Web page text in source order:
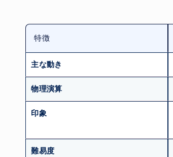
特徴
主な動き
物理演算
印象
難易度